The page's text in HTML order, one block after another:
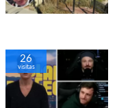
26
visitas